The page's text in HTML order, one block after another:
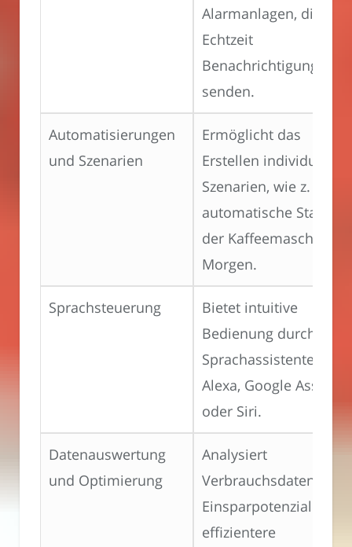
Alarmanlagen, die in
Echtzeit
Benachrichtigungen
senden.
Automatisierungen
und Szenarien
Ermöglicht das
Erstellen individueller
Szenarien, wie z. B.
automatische Starten
der Kaffeemaschine
Morgen.
Sprachsteuerung
Bietet intuitive
Bedienung durch
Sprachassistenten wie
Alexa, Google
oder Siri.
Datenauswertung
und Optimierung
Analysiert
Verbrauchsdaten, um
Einsparpotenziale und
effizientere